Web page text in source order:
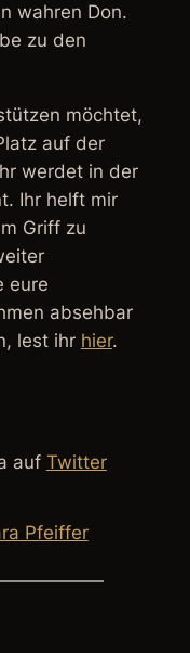
wahren Don.
zu den
möchtet,
auf der
werdet in der
Ihr helft mir
Griff zu
eure
absehbar
lest ihr hier.
auf Twitter
Pfeiffer